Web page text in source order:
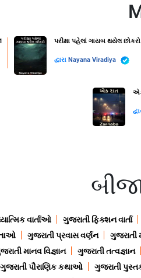
પરીક્ષા પહેલાં ગાયબ થયેલ છોકરો
દ્વારા Nayana Viradiya
વાર્તાઓ ગુજરાતી ફિક્શન વાર્તા
ગુજરાતી પ્રવાસ વર્ણન ગુજરાતી
માનવ વિજ્ઞાન ગુજરાતી તત્વજ્ઞાન
ગુજરાતી પૌરાણિક કથાઓ ગુજરાતી